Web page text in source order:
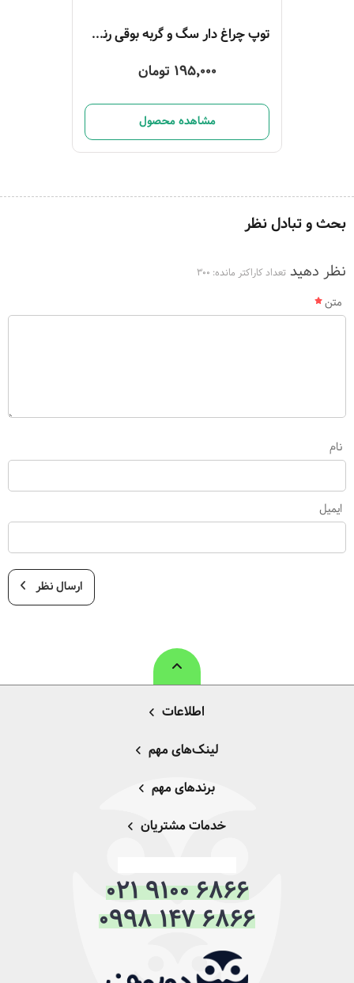
توپ چراغ‌ دار سگ و گربه بوقی رنگ بنفش
195,000 تومان
مشاهده محصول
بحث و تبادل نظر
نظر دهید تعداد کاراکتر مانده: 300
متن
نام
ایمیل
ارسال نظر
اطلاعات
لینک‌های مهم
برندهای مهم
خدمات مشتریان
021 9100 6866
0998 147 6866